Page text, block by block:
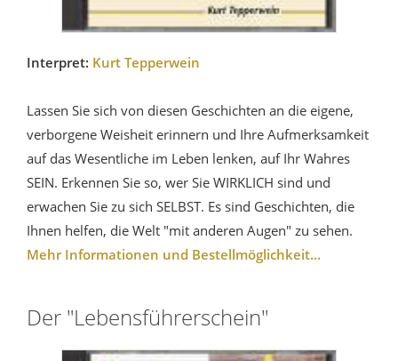
Interpret: Kurt Tepperwein
Lassen Sie sich von diesen Geschichten an die eigene,
verborgene Weisheit erinnern und Ihre Aufmerksamkeit
auf das Wesentliche im Leben lenken, auf Ihr Wahres
SEIN. Erkennen Sie so, wer Sie WIRKLICH sind und
erwachen Sie zu sich SELBST. Es sind Geschichten, die
Ihnen helfen, die Welt "mit anderen Augen" zu sehen.
Mehr Informationen und Bestellmöglichkeit...
Der "Lebensführerschein"